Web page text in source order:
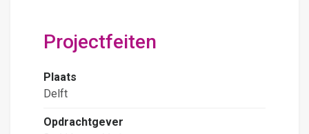
Projectfeiten
Plaats
Delft
Opdrachtgever